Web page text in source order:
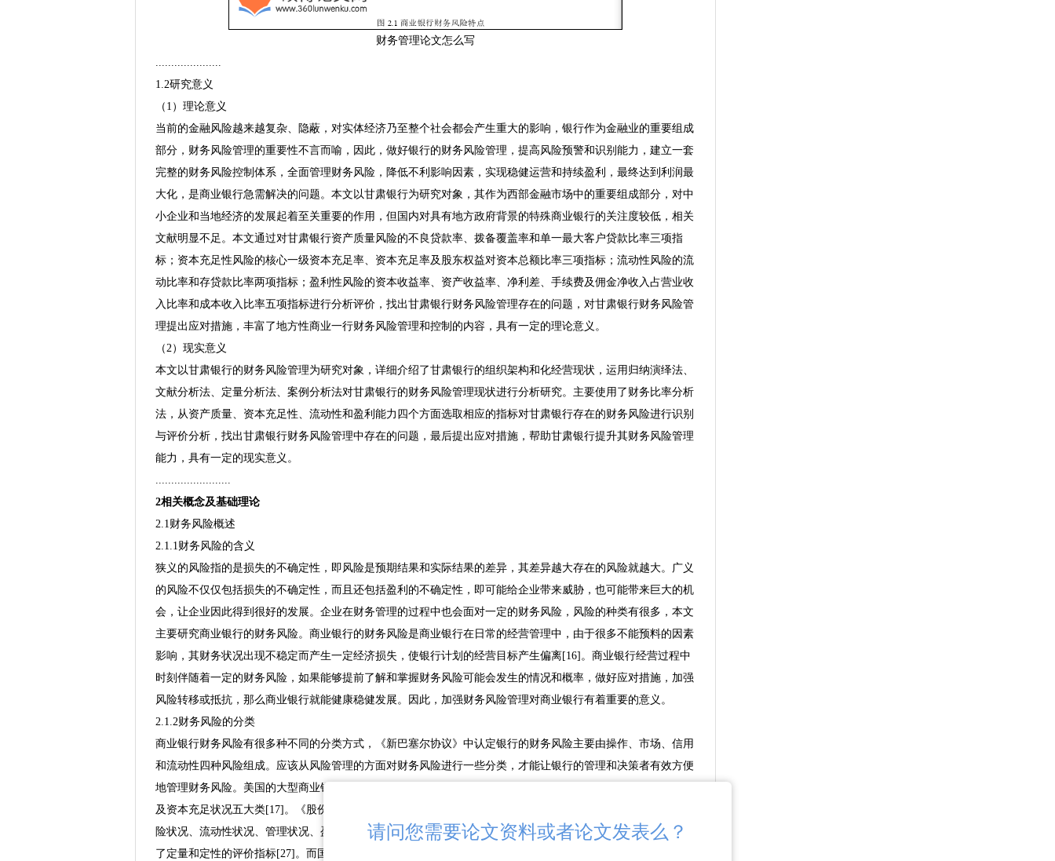
财务管理论文怎么写
.....................
1.2研究意义
（1）理论意义
当前的金融风险越来越复杂、隐蔽，对实体经济乃至整个社会都会产生重大的影响，银行作为金融业的重要组成
部分，财务风险管理的重要性不言而喻，因此，做好银行的财务风险管理，提高风险预警和识别能力，建立一套
完整的财务风险控制体系，全面管理财务风险，降低不利影响因素，实现稳健运营和持续盈利，最终达到利润最
大化，是商业银行急需解决的问题。本文以甘肃银行为研究对象，其作为西部金融市场中的重要组成部分，对中
小企业和当地经济的发展起着至关重要的作用，但国内对具有地方政府背景的特殊商业银行的关注度较低，相关
文献明显不足。本文通过对甘肃银行资产质量风险的不良贷款率、拨备覆盖率和单一最大客户贷款比率三项指
标；资本充足性风险的核心一级资本充足率、资本充足率及股东权益对资本总额比率三项指标；流动性风险的流
动比率和存贷款比率两项指标；盈利性风险的资本收益率、资产收益率、净利差、手续费及佣金净收入占营业收
入比率和成本收入比率五项指标进行分析评价，找出甘肃银行财务风险管理存在的问题，对甘肃银行财务风险管
理提出应对措施，丰富了地方性商业一行财务风险管理和控制的内容，具有一定的理论意义。
（2）现实意义
本文以甘肃银行的财务风险管理为研究对象，详细介绍了甘肃银行的组织架构和化经营现状，运用归纳演绎法、
文献分析法、定量分析法、案例分析法对甘肃银行的财务风险管理现状进行分析研究。主要使用了财务比率分析
法，从资产质量、资本充足性、流动性和盈利能力四个方面选取相应的指标对甘肃银行存在的财务风险进行识别
与评价分析，找出甘肃银行财务风险管理中存在的问题，最后提出应对措施，帮助甘肃银行提升其财务风险管理
能力，具有一定的现实意义。
........................
2相关概念及基础理论
2.1财务风险概述
2.1.1财务风险的含义
狭义的风险指的是损失的不确定性，即风险是预期结果和实际结果的差异，其差异越大存在的风险就越大。广义
的风险不仅仅包括损失的不确定性，而且还包括盈利的不确定性，即可能给企业带来威胁，也可能带来巨大的机
会，让企业因此得到很好的发展。企业在财务管理的过程中也会面对一定的财务风险，风险的种类有很多，本文
主要研究商业银行的财务风险。商业银行的财务风险是商业银行在日常的经营管理中，由于很多不能预料的因素
影响，其财务状况出现不稳定而产生一定经济损失，使银行计划的经营目标产生偏离[16]。商业银行经营过程中
时刻伴随着一定的财务风险，如果能够提前了解和掌握财务风险可能会发生的情况和概率，做好应对措施，加强
风险转移或抵抗，那么商业银行就能健康稳健发展。因此，加强财务风险管理对商业银行有着重要的意义。
2.1.2财务风险的分类
商业银行财务风险有很多种不同的分类方式，《新巴塞尔协议》中认定银行的财务风险主要由操作、市场、信用
和流动性四种风险组成。应该从风险管理的方面对财务风险进行一些分类，才能让银行的管理和决策者有效方便
地管理财务风险。美国的大型商业银行将其财务风险分成了管理水平、盈利状况、资产质量状况、流动性状况以
及资本充足状况五大类[17]。《股份制商业银行风险评级体系暂行》中，我国银保监会将银行风险分成了市场风
险状况、流动性状况、管理状况、盈利状况、资本充足状况以及资产安全状况六大类。其中，对每个类别均设定
了定量和定性的评价指标[27]。而国内的上市商业银行在实际的财务风险管理中，对商业银行财务风险从管理角
请问您需要论文资料或者论文发表么？